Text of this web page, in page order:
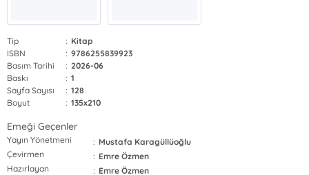
Tip : Kitap
ISBN
: 9786255839923
Basım Tarihi
: 2026-06
Baskı
: 1
Sayfa Sayısı
: 128
Boyut
: 135x210
Emeği Geçenler
Yayın Yönetmeni : Mustafa Karagüllüoğlu
Çevirmen
: Emre Özmen
Hazırlayan
: Emre Özmen